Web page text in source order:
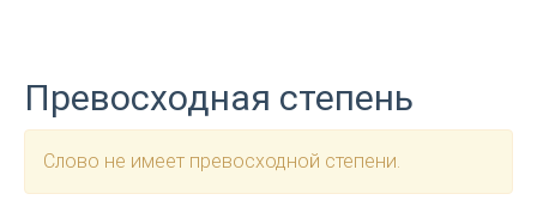
Превосходная степень
Слово не имеет превосходной степени.